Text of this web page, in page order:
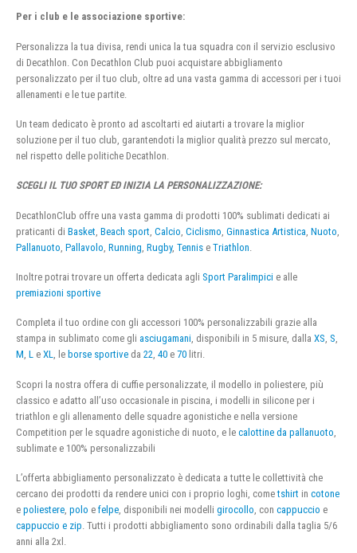
Per i club e le associazione sportive:
Personalizza la tua divisa, rendi unica la tua squadra con il servizio esclusivo
di Decathlon. Con Decathlon Club puoi acquistare abbigliamento
personalizzato per il tuo club, oltre ad una vasta gamma di accessori per i tuoi
allenamenti e le tue partite.
Un team dedicato è pronto ad ascoltarti ed aiutarti a trovare la miglior
soluzione per il tuo club, garantendoti la miglior qualità prezzo sul mercato,
nel rispetto delle politiche Decathlon.
SCEGLI IL TUO SPORT ED INIZIA LA PERSONALIZZAZIONE:
DecathlonClub offre una vasta gamma di prodotti 100% sublimati dedicati ai
praticanti di Basket Beach sport Calcio Ciclismo Ginnastica Artistica Nuoto
Pallanuoto Pallavolo Running Rugby, Tennis e Triathlon
Inoltre potrai trovare un offerta dedicata agli Sport Paralimpici e alle
premiazioni sportive
Completa il tuo ordine con gli accessori 100% personalizzabili grazie alla
stampa in sublimato come gli asciugamani, disponibili in 5 misure, dalla XS, S,
M, L e XL, le borse sportive da 22, 40 e 70 litri.
Scopri la nostra offera di cuffie personalizzate, il modello in poliestere, più
classico e adatto all’uso occasionale in piscina, i modelli in silicone per i
triathlon e gli allenamento delle squadre agonistiche e nella versione
Competition per le squadre agonistiche di nuoto, e le calottine da pallanuoto
sublimate e 100% personalizzabili
L’offerta abbigliamento personalizzato è dedicata a tutte le collettività che
cercano dei prodotti da rendere unici con i proprio loghi, cometshirt in cotone
e poliestere polo e felpe , disponibili nei modelli girocollo , con cappuccio e
cappuccio e zip . Tutti i prodotti abbigliamento sono ordinabili dalla taglia 5/6
anni alla 2xl.